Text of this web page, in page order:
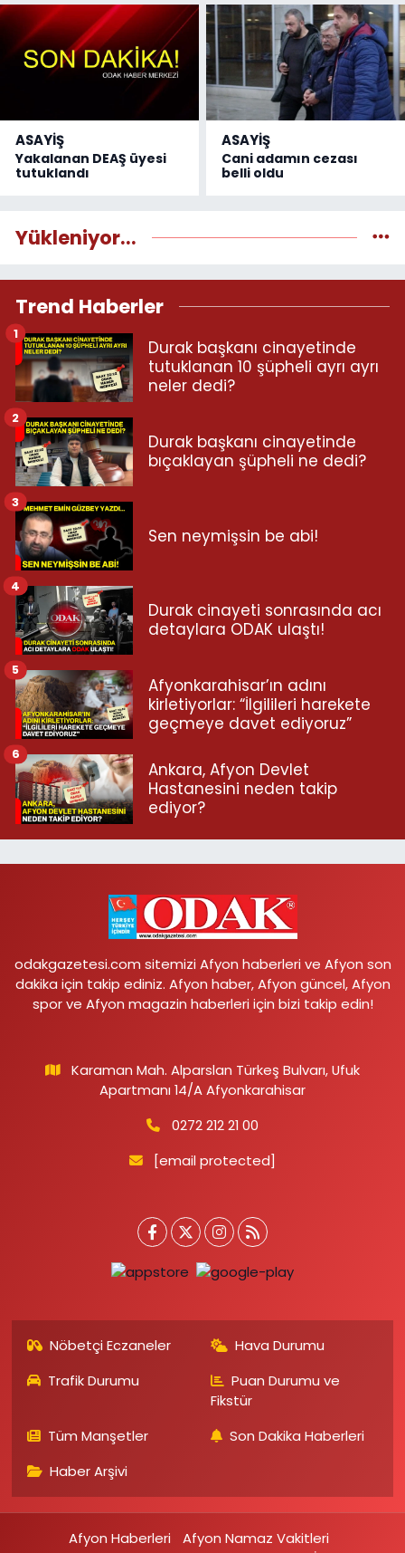
ASAYİŞ
Yakalanan DEAŞ üyesi
tutuklandı
ASAYİŞ
Cani adamın cezası
belli oldu
Yükleniyor...
Trend Haberler
Durak başkanı cinayetinde
tutuklanan 10 şüpheli ayrı ayrı
neler dedi?
1
Durak başkanı cinayetinde
bıçaklayan şüpheli ne dedi?
2
Sen neymişsin be abi!
3
Durak cinayeti sonrasında acı
detaylara ODAK ulaştı!
4
Afyonkarahisar’ın adını
kirletiyorlar: “İlgilileri harekete
geçmeye davet ediyoruz”
5
Ankara, Afyon Devlet
Hastanesini neden takip
ediyor?
6
odakgazetesi.com sitemizi Afyon haberleri ve Afyon son
dakika için takip ediniz. Afyon haber, Afyon güncel, Afyon
spor ve Afyon magazin haberleri için bizi takip edin!
Karaman Mah. Alparslan Türkeş Bulvarı, Ufuk
Apartmanı 14/A Afyonkarahisar
0272 212 21 00
[email protected]
Nöbetçi Eczaneler
Hava Durumu
Trafik Durumu
Puan Durumu ve
Fikstür
Tüm Manşetler
Son Dakika Haberleri
Haber Arşivi
Afyon Haberleri
Afyon Namaz Vakitleri